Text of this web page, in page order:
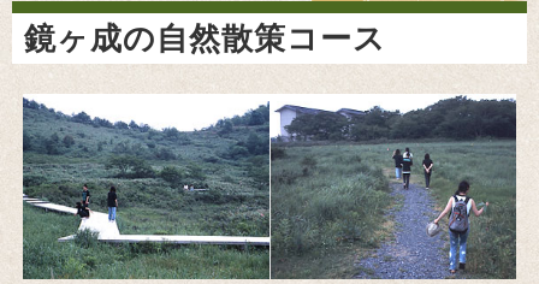
鏡ヶ成の自然散策コース